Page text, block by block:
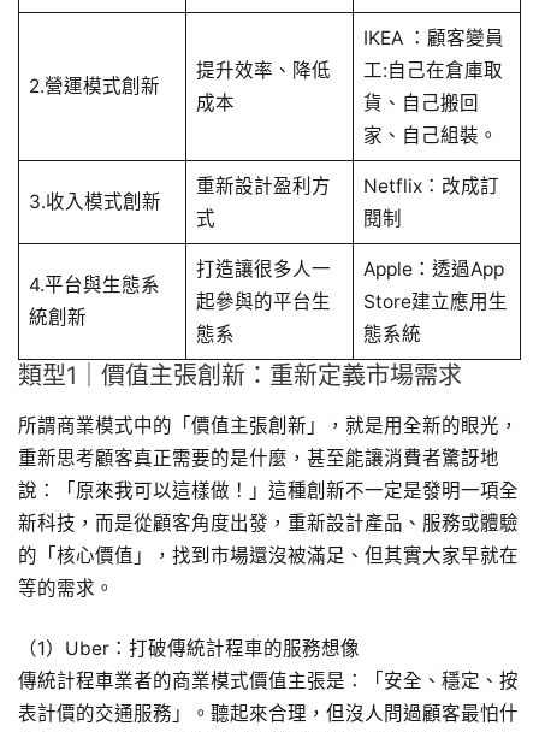
2.營運模式創新
提升效率、降低
成本
IKEA ：顧客變員
工:自己在倉庫取
貨、自己搬回
家、自己組裝。
3.收入模式創新
重新設計盈利方
式
Netflix：改成訂
閱制
4.平台與生態系
統創新
打造讓很多人一
起參與的平台生
態系
Apple：透過App
Store建立應用生
態系統
類型1｜價值主張創新：重新定義市場需求
所謂商業模式中的「價值主張創新」，就是用全新的眼光，
重新思考顧客真正需要的是什麼，甚至能讓消費者驚訝地
說：「原來我可以這樣做！」這種創新不一定是發明一項全
新科技，而是從顧客角度出發，重新設計產品、服務或體驗
的「核心價值」，找到市場還沒被滿足、但其實大家早就在
等的需求。
（1）Uber：打破傳統計程車的服務想像
傳統計程車業者的商業模式價值主張是：「安全、穩定、按
表計價的交通服務」。聽起來合理，但沒人問過顧客最怕什